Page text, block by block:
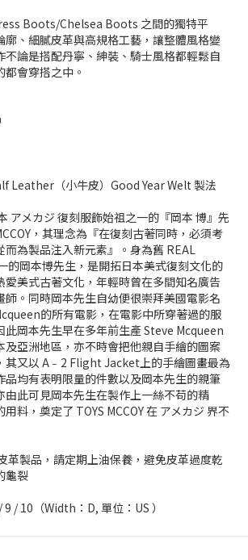
Boots/Chelsea Boots 之間的獨特平
廓、細膩皮革與高規格工藝，讓整體風格變
不論是搭配丹寧、紳裝、騎士風格都輕鬆自
會穿搭之中。
Leather（小牛皮）Good Year Welt 製法
アメカジ 復刻服飾始祖之一的『岡本 博』先
，其理念為『在復刻古著同時，必須考
而為製品注入新元素』。身為舊 REAL
的岡本博先生，是開拓日本美式復刻文化的
愛美式古著文化，年輕時曾在多間知名廣告
師。同時岡本先生自幼便很崇拜美國電影名
的所有電影，在電影中所穿著過的服
此岡本先生早在多年前生產 Steve Mcqueen
及亞洲地區，亦不時會把他親自手繪的圖案
其又以 A﹣2 Flight Jacket上的手繪圖畫最為
品均有表明限量的件數以及岡本先生的親筆
由此可見岡本先生在製作上一絲不苟的精
料，奠定了 TOYS MCCOY 在 アメカジ 界不
革製品，請定期上油保養，避免皮革過度乾
龜裂
/ 10（Width：D, 單位：US ）